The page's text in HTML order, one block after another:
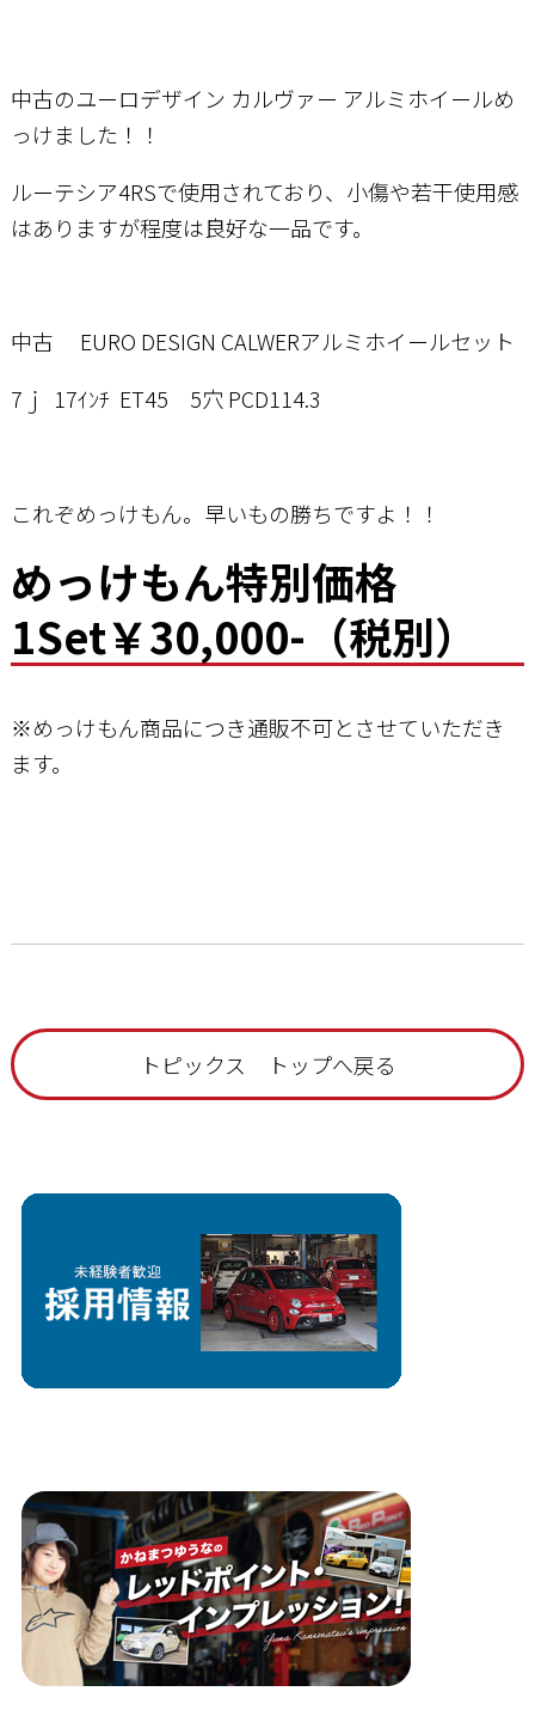
中古のユーロデザイン カルヴァー アルミホイールめ
っけました！！
ルーテシア4RSで使用されており、小傷や若干使用感
はありますが程度は良好な一品です。
中古 EURO DESIGN CALWERアルミホイールセット
7ｊ 17ｲﾝﾁ ET45 5穴 PCD114.3
これぞめっけもん。早いもの勝ちですよ！！
めっけもん特別価格
1Set￥30,000-（税別）
※めっけもん商品につき通販不可とさせていただき
ます。
トピックス トップへ戻る